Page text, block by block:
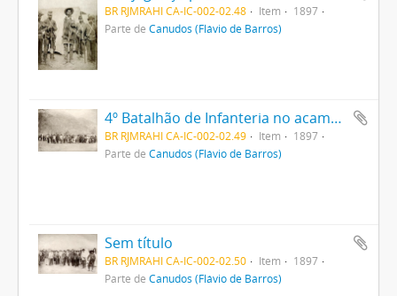
BR RJMRAHI CA-IC-002-02.48 Item
1897
Parte de Canudos (Flávio de Barros)
4º Batalhão de Infanteria no acampamento
BR RJMRAHI CA-IC-002-02.49 Item
1897
Parte de Canudos (Flávio de Barros)
Sem título
BR RJMRAHI CA-IC-002-02.50 Item
1897
Parte de Canudos (Flávio de Barros)